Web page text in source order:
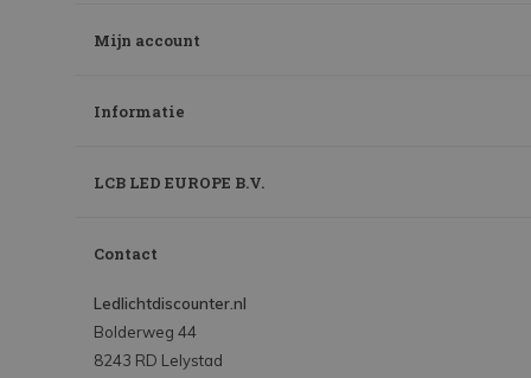
Mijn account
Informatie
LCB LED EUROPE B.V.
Contact
Ledlichtdiscounter.nl
Bolderweg 44
8243 RD Lelystad